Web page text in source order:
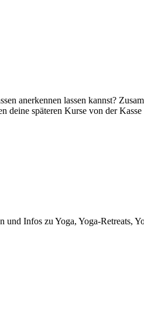
anerkennen lassen kannst?
späteren Kurse von der Kasse
Infos zu Yoga, Yoga-Retreats,